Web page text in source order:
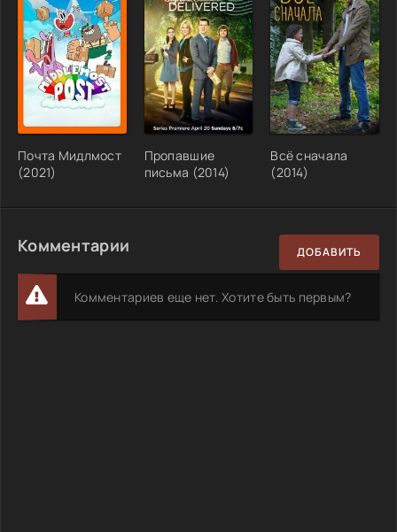
Почта Мидлмост
(2021)
Пропавшие
письма (2014)
Всё сначала
(2014)
Комментарии ДОБАВИТЬ
Комментариев еще нет. Хотите быть первым?